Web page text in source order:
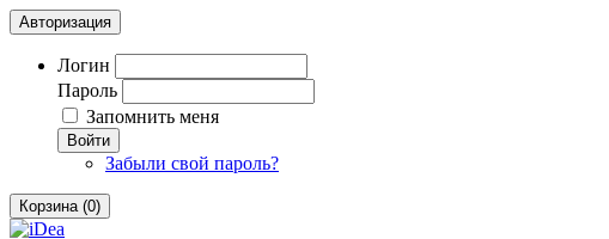
Авторизация
Логин
Пароль
Запомнить меня
Войти
Забыли свой пароль?
Корзина (0)